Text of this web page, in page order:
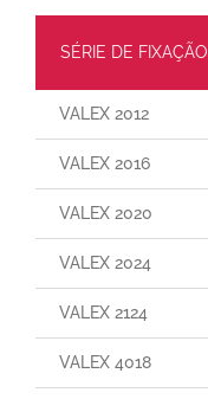
SÉRIE DE FIXAÇÃO
VALEX 2012
VALEX 2016
VALEX 2020
VALEX 2024
VALEX 2124
VALEX 4018